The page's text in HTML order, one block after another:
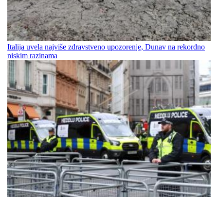
Italija uvela najviše zdravstveno upozorenje, Dunav na rekordno
niskim razinama